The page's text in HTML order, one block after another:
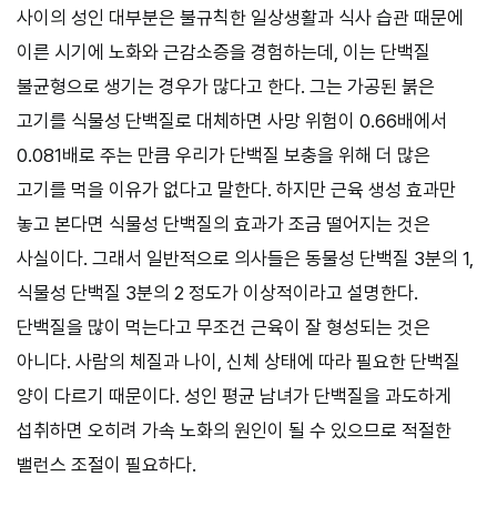
사이의 성인 대부분은 불규칙한 일상생활과 식사 습관 때문에
이른 시기에 노화와 근감소증을 경험하는데, 이는 단백질
불균형으로 생기는 경우가 많다고 한다. 그는 가공된 붉은
고기를 식물성 단백질로 대체하면 사망 위험이 0.66배에서
0.081배로 주는 만큼 우리가 단백질 보충을 위해 더 많은
고기를 먹을 이유가 없다고 말한다. 하지만 근육 생성 효과만
놓고 본다면 식물성 단백질의 효과가 조금 떨어지는 것은
사실이다. 그래서 일반적으로 의사들은 동물성 단백질 3분의 1,
식물성 단백질 3분의 2 정도가 이상적이라고 설명한다.
단백질을 많이 먹는다고 무조건 근육이 잘 형성되는 것은
아니다. 사람의 체질과 나이, 신체 상태에 따라 필요한 단백질
양이 다르기 때문이다. 성인 평균 남녀가 단백질을 과도하게
섭취하면 오히려 가속 노화의 원인이 될 수 있으므로 적절한
밸런스 조절이 필요하다.